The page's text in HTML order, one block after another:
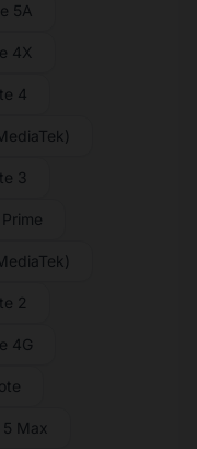
5A
4X
4
3
2
4G
Max